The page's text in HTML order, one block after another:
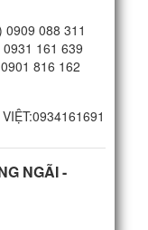
0909 088 311
161 639
816 162
NGÃI -